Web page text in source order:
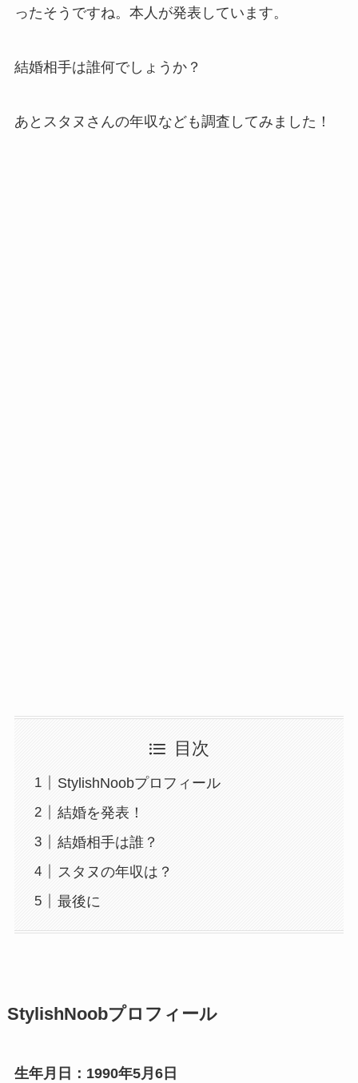
ったそうですね。本人が発表しています。
結婚相手は誰何でしょうか？
あとスタヌさんの年収なども調査してみました！
目次
StylishNoobプロフィール
結婚を発表！
結婚相手は誰？
スタヌの年収は？
最後に
StylishNoobプロフィール
生年月日：1990年5月6日